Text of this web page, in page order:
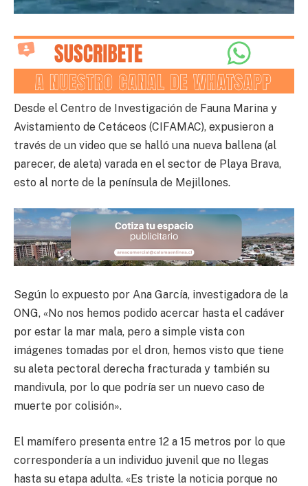
Desde el ​Centro de Investigación de Fauna Marina y
Avistamiento de Cetáceos (CIFAMAC), expusieron a
través de un video que se halló una nueva ballena (al
parecer, de aleta) varada en el sector de Playa Brava,
esto al norte de la península de Mejillones.
Según lo expuesto por Ana García, investigadora de la
ONG, «No nos hemos podido acercar hasta el cadáver
por estar la mar mala, pero a simple vista con
imágenes tomadas por el dron, hemos visto que tiene
su aleta pectoral derecha fracturada y también su
mandivula, por lo que podría ser un nuevo caso de
muerte por colisión».
El mamífero presenta entre 12 a 15 metros por lo que
correspondería a un individuo juvenil que no llegas
hasta su etapa adulta. «Es triste la noticia porque no